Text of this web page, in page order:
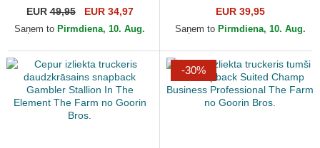
Bros. Beat Dead Horse
Horse Play The Farm
EUR49,95 EUR 34,97
Saņem to Pirmdiena, 10. Aug.
The Farm no Goorin Bros.
EUR 39,95
Saņem to Pirmdiena, 10. Aug.
-30%